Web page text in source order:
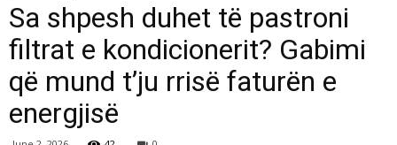
Sa shpesh duhet të pastroni
filtrat e kondicionerit? Gabimi
që mund t’ju rrisë faturën e
energjisë